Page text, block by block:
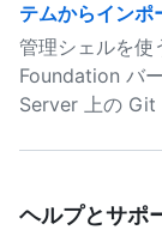
テムからインポ
管理シェルを
Foundation バ
Server 上の Git
ヘルプとサポ